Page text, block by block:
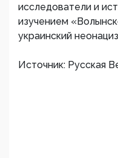
исследователи и
изучением
украинский
Источник: Русская